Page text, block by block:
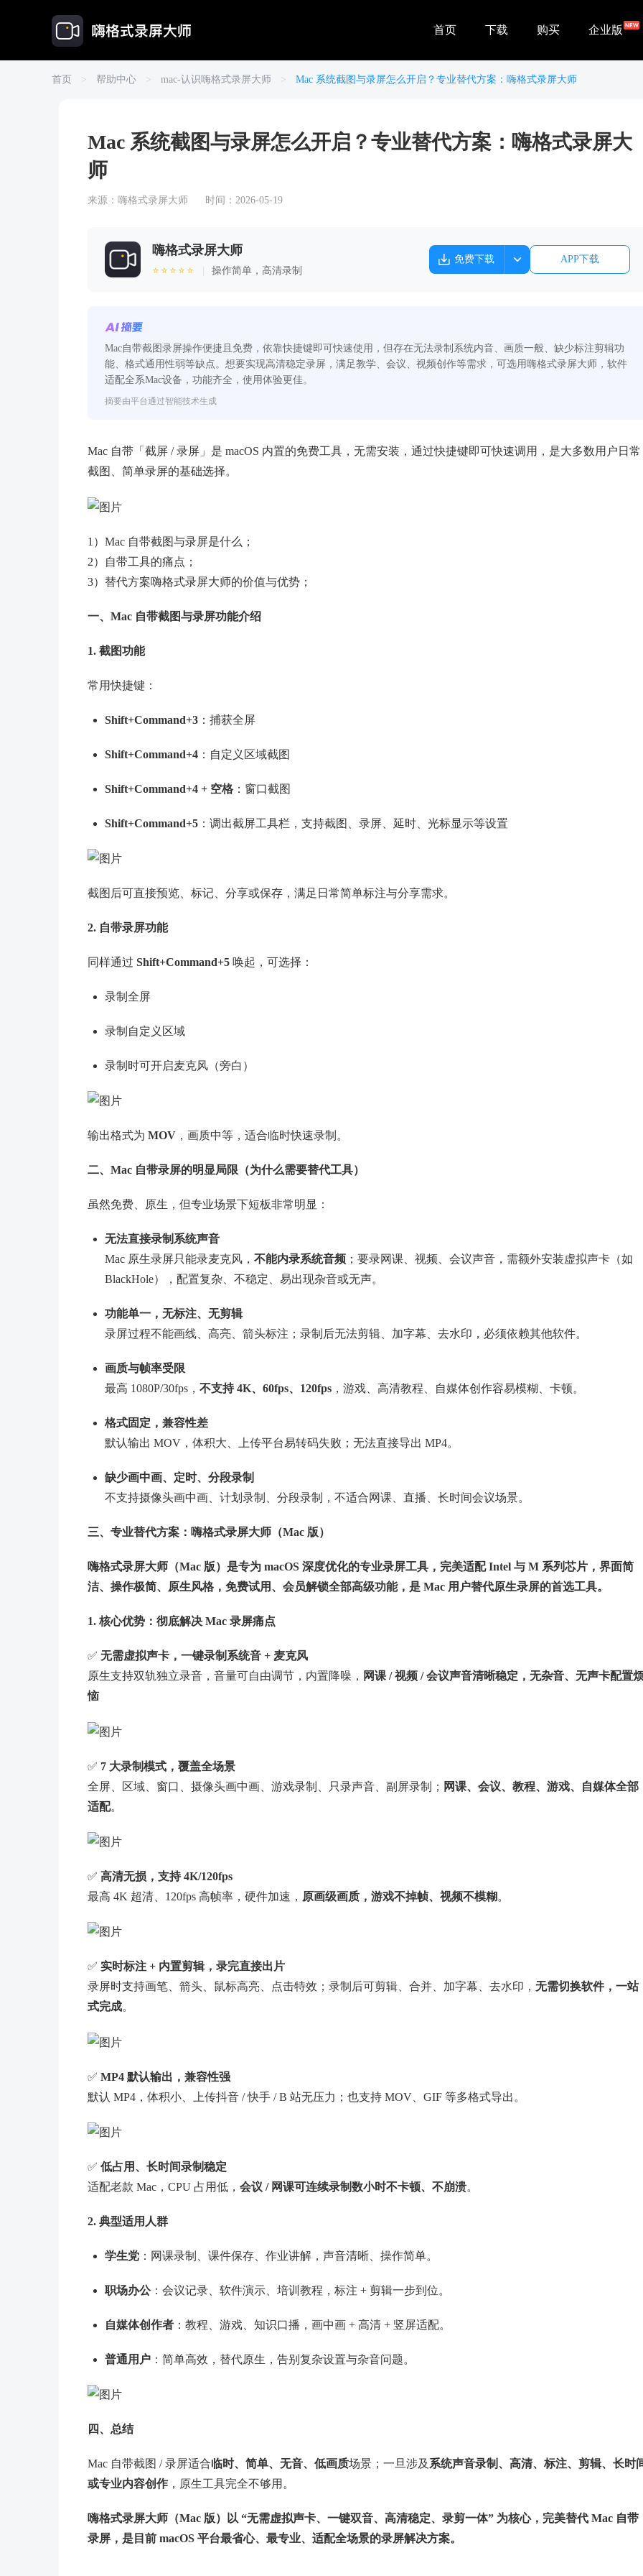
首页 下载 购买 企业版
首页 > 帮助中心 > mac-认识嗨格式录屏大师 > Mac 系统截图与录屏怎么开启？专业替代方案：嗨格式录屏大师
Mac 系统截图与录屏怎么开启？专业替代方案：嗨格式录屏大
师
来源： 嗨格式录屏大师 时间：2026-05-19
嗨格式录屏大师
⭐⭐⭐⭐⭐ 操作简单，高清录制
免费下载 APP下载
Mac自带截图录屏操作便捷且免费，依靠快捷键即可快速使用，但存在无法录制系统内音、画质一般、缺少标注剪辑功
能、格式通用性弱等缺点。想要实现高清稳定录屏，满足教学、会议、视频创作等需求，可选用嗨格式录屏大师，软件
适配全系Mac设备，功能齐全，使用体验更佳。
摘要由平台通过智能技术生成
Mac 自带「截屏 / 录屏」是 macOS 内置的免费工具，无需安装，通过快捷键即可快速调用，是大多数用户日常
截图、简单录屏的基础选择。
1）Mac 自带截图与录屏是什么；
2）自带工具的痛点；
3）替代方案嗨格式录屏大师的价值与优势；
一、Mac 自带截图与录屏功能介绍
1. 截图功能
常用快捷键：
Shift+Command+3 ：捕获全屏
Shift+Command+4 ：自定义区域截图
Shift+Command+4 + 空格 ：窗口截图
Shift+Command+5 ：调出截屏工具栏，支持截图、录屏、延时、光标显示等设置
截图后可直接预览、标记、分享或保存，满足日常简单标注与分享需求。
2. 自带录屏功能
同样通过 Shift+Command+5 唤起，可选择：
录制全屏
录制自定义区域
录制时可开启麦克风（旁白）
输出格式为 MOV ，画质中等，适合临时快速录制。
二、Mac 自带录屏的明显局限（为什么需要替代工具）
虽然免费、原生，但专业场景下短板非常明显：
无法直接录制系统声音
Mac 原生录屏只能录麦克风， 不能内录系统音频 ；要录网课、视频、会议声音，需额外安装虚拟声卡（如
BlackHole），配置复杂、不稳定、易出现杂音或无声。
功能单一，无标注、无剪辑
录屏过程不能画线、高亮、箭头标注；录制后无法剪辑、加字幕、去水印，必须依赖其他软件。
画质与帧率受限
最高 1080P/30fps， 不支持 4K、60fps、120fps ，游戏、高清教程、自媒体创作容易模糊、卡顿。
格式固定，兼容性差
默认输出 MOV，体积大、上传平台易转码失败；无法直接导出 MP4。
缺少画中画、定时、分段录制
不支持摄像头画中画、计划录制、分段录制，不适合网课、直播、长时间会议场景。
三、专业替代方案：嗨格式录屏大师（Mac 版）
嗨格式录屏大师（Mac 版）是专为 macOS 深度优化的专业录屏工具，完美适配 Intel 与 M 系列芯片，界面简
洁、操作极简、原生风格，免费试用、会员解锁全部高级功能，是 Mac 用户替代原生录屏的首选工具。
1. 核心优势：彻底解决 Mac 录屏痛点
✅ 无需虚拟声卡，一键录制系统音 + 麦克风
原生支持双轨独立录音，音量可自由调节，内置降噪， 网课 / 视频 / 会议声音清晰稳定，无杂音、无声卡配置
恼
✅ 7 大录制模式，覆盖全场景
全屏、区域、窗口、摄像头画中画、游戏录制、只录声音、副屏录制； 网课、会议、教程、游戏、自媒体全部
适配。
✅ 高清无损，支持 4K/120fps
最高 4K 超清、120fps 高帧率，硬件加速， 原画级画质，游戏不掉帧、视频不模糊 。
✅ 实时标注 + 内置剪辑，录完直接出片
录屏时支持画笔、箭头、鼠标高亮、点击特效；录制后可剪辑、合并、加字幕、去水印， 无需切换软件，一站
式完成。
✅ MP4 默认输出，兼容性强
默认 MP4，体积小、上传抖音 / 快手 / B 站无压力；也支持 MOV、GIF 等多格式导出。
✅ 低占用、长时间录制稳定
适配老款 Mac，CPU 占用低， 会议 / 网课可连续录制数小时不卡顿、不崩溃。
2. 典型适用人群
学生党 ：网课录制、课件保存、作业讲解，声音清晰、操作简单。
职场办公：会议记录、软件演示、培训教程，标注 + 剪辑一步到位。
自媒体创作者 ：教程、游戏、知识口播，画中画 + 高清 + 竖屏适配。
普通用户 ：简单高效，替代原生，告别复杂设置与杂音问题。
四、总结
Mac 自带截图 / 录屏适合临时、简单、无音、低画质场景；一旦涉及 系统声音录制、高清、标注、剪辑、长时
或专业内容创作 ，原生工具完全不够用。
嗨格式录屏大师（Mac 版）以 “无需虚拟声卡、一键双音、高清稳定、录剪一体” 为核心，完美替代 Mac 自带
录屏，是目前 macOS 平台最省心、最专业、适配全场景的录屏解决方案。